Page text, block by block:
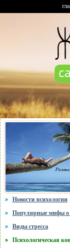
Новости психологии
Популярные мифы о
Виды стресса
Психологическая